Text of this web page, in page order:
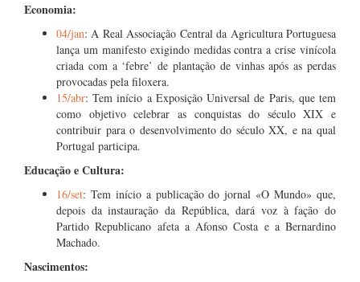
Economia:
04/jan: A Real Associação Central da Agricultura Portuguesa
lança um manifesto exigindo medidas contra a crise vinícola
criada com a ‘febre’ de plantação de vinhas após as perdas
provocadas pela filoxera.
15/abr: Tem início a Exposição Universal de Paris, que tem
como objetivo celebrar as conquistas do século XIX e
contribuir para o desenvolvimento do século XX, e na qual
Portugal participa.
Educação e Cultura:
16/set: Tem início a publicação do jornal «O Mundo» que,
depois da instauração da República, dará voz à fação do
Partido Republicano afeta a Afonso Costa e a Bernardino
Machado.
Nascimentos: